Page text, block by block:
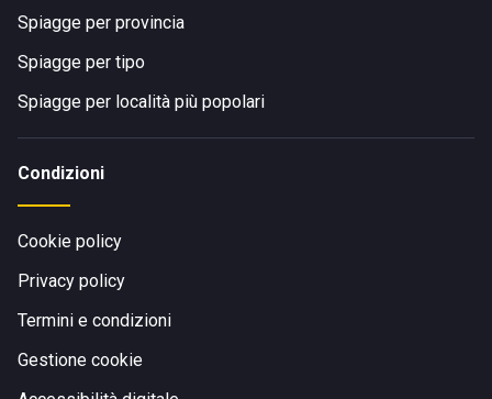
Spiagge per provincia
Spiagge per tipo
Spiagge per località più popolari
Condizioni
Cookie policy
Privacy policy
Termini e condizioni
Gestione cookie